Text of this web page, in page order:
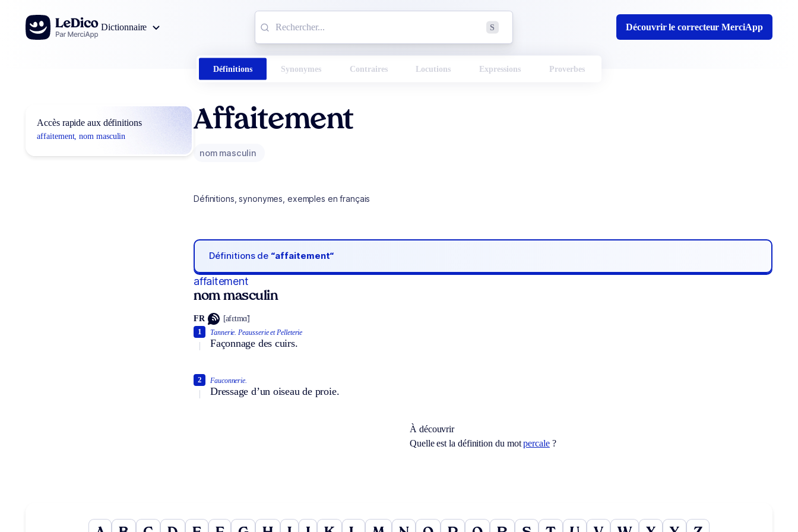
Aller au contenu
Dictionnaire
S Découvrir le correcteur MerciApp
Définitions Synonymes Contraires Locutions Expressions Proverbes
Accès rapide aux définitions
affaitement, nom masculin
Affaitement
nom masculin
Définitions, synonymes, exemples en français
Définitions de “affaitement“
affaitement
nom masculin
FR [afɛtmɑ̃]
Tannerie. Peausserie et Pelleterie
Façonnage des cuirs.
1
Fauconnerie.
Dressage d’un oiseau de proie.
2
À découvrir
Quelle est la définition du motpercale?